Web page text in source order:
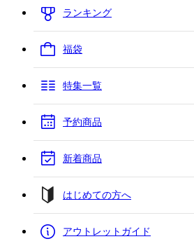
ランキング
福袋
特集一覧
予約商品
新着商品
はじめての方へ
アウトレットガイド